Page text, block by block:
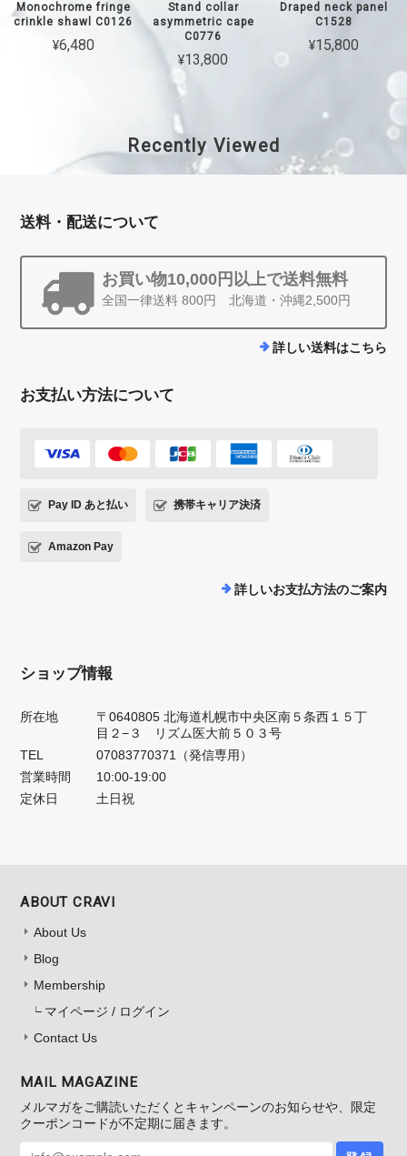
Monochrome fringe
crinkle shawl C0126
¥6,480
Stand collar
asymmetric cape
C0776
¥13,800
Draped neck panel
C1528
¥15,800
Recently Viewed
送料・配送について
お買い物10,000円以上で送料無料
全国一律送料 800円 北海道・沖縄2,500円
詳しい送料はこちら
お支払い方法について
Pay ID あと払い 携帯キャリア決済
Amazon Pay
詳しいお支払方法のご案内
ショップ情報
所在地
〒0640805 北海道札幌市中央区南５条西１５丁
目２−３ リズム医大前５０３号
TEL
07083770371（発信専用）
営業時間
10:00-19:00
定休日
土日祝
ABOUT CRAVI
About Us
Blog
Membership
マイページ / ログイン
Contact Us
MAIL MAGAZINE
メルマガをご購読いただくとキャンペーンのお知らせや、限定
クーポンコードが不定期に届きます。